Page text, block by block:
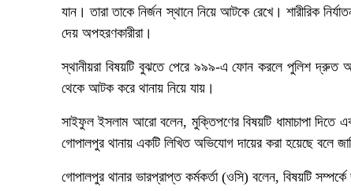
যান। তারা তাকে নির্জন স্থানে নিয়ে আটকে রেখে। শারীরিক
দেয় অপহরণকারীরা।
স্থানীয়রা বিষয়টি বুঝতে পেরে ৯৯৯-এ ফোন করলে পুলিশ দ্রুত
থেকে আটক করে থানায় নিয়ে যায়।
সাইফুল ইসলাম আরো বলেন, মুক্তিপণের বিষয়টি ধামাচাপা দিতে
গোপালপুর থানায় একটি লিখিত অভিযোগ দায়ের করা হয়েছে বলে
গোপালপুর থানার ভারপ্রাপ্ত কর্মকর্তা (ওসি) বলেন, বিষয়টি